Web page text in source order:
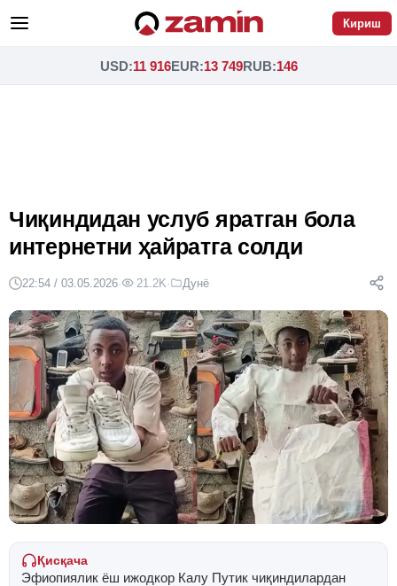
Кириш
USD:11 916EUR:13 749RUB:146
Чиқиндидан услуб яратган бола
интернетни ҳайратга солди
22:54 / 03.05.2026· 21.2K· Дунё
Қисқача
Эфиопиялик ёш ижодкор Калу Путик чиқиндилардан